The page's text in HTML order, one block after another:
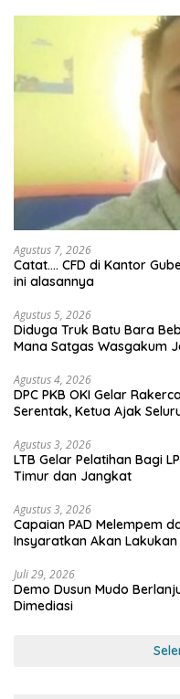
Agustus 7, 2026
Catat…. CFD di Kantor
ini alasannya
Agustus 5, 2026
Diduga Truk Batu Bara
Mana Satgas Wasgakum
Agustus 4, 2026
DPC PKB OKI Gelar
Serentak, Ketua Ajak
Agustus 3, 2026
LTB Gelar Pelatihan Bagi
Timur dan Jangkat
Agustus 3, 2026
Capaian PAD Melempem
Insyaratkan Akan
Juli 29, 2026
Demo Dusun Mudo
Dimediasi